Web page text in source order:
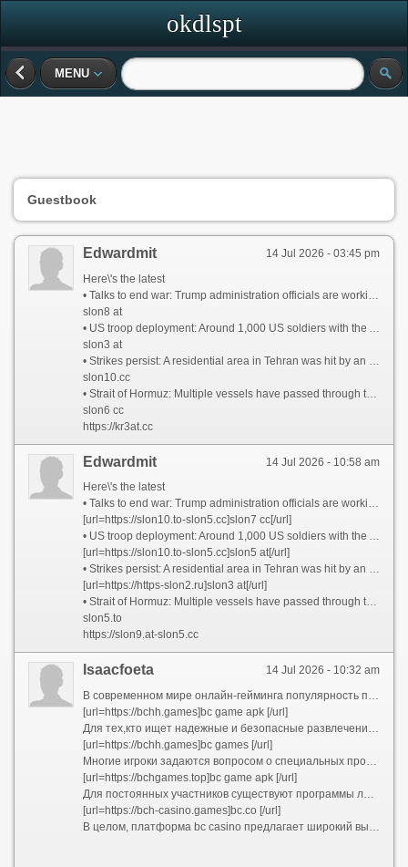
okdlspt
MENU
Guestbook
14 Jul 2026 - 03:45 pm
Edwardmit
Here\'s the latest
• Talks to end war: Trump administration officials are working to arrange a meeting in Pakistan this weekend to discuss an off-ramp to the war, two senior administration officials tell CNN. Iran has taunted the White House by suggesting it may be negotiating with itself. It is still unclear whether Tehran has agreed to any of the terms in a 15-point proposal from the US that sources said was shared with Iran via Pakistan.
slon8 at
• US troop deployment: Around 1,000 US soldiers with the Army’s 82nd Airborne Division are preparing to deploy in coming days to the Middle East, sources told CNN.
slon3 at
• Strikes persist: A residential area in Tehran was hit by an airstrike, according to the Iranian Red Crescent said. Drones struck a fuel tank at Kuwait International Airport, the country’s civil aviation authority said.
slon10.cc
• Strait of Hormuz: Multiple vessels have passed through the strait since yesterday morning, tracking data appears to show, as Iran says it will charge countries a fee for safe passage through the critical waterway.
slon6 cc
https://kr3at.cc
14 Jul 2026 - 10:58 am
Edwardmit
Here\'s the latest
• Talks to end war: Trump administration officials are working to arrange a meeting in Pakistan this weekend to discuss an off-ramp to the war, two senior administration officials tell CNN. Iran has taunted the White House by suggesting it may be negotiating with itself. It is still unclear whether Tehran has agreed to any of the terms in a 15-point proposal from the US that sources said was shared with Iran via Pakistan.
[url=https://slon10.to-slon5.cc]slon7 cc[/url]
• US troop deployment: Around 1,000 US soldiers with the Army’s 82nd Airborne Division are preparing to deploy in coming days to the Middle East, sources told CNN.
[url=https://slon10.to-slon5.cc]slon5 at[/url]
• Strikes persist: A residential area in Tehran was hit by an airstrike, according to the Iranian Red Crescent said. Drones struck a fuel tank at Kuwait International Airport, the country’s civil aviation authority said.
[url=https://https-slon2.ru]slon3 at[/url]
• Strait of Hormuz: Multiple vessels have passed through the strait since yesterday morning, tracking data appears to show, as Iran says it will charge countries a fee for safe passage through the critical waterway.
slon5.to
https://slon9.at-slon5.cc
14 Jul 2026 - 10:32 am
Isaacfoeta
[url=https://bchh.games]bc game apk [/url]
Для тех,кто ищет надежные и безопасные развлечения, рекомендовано использовать официальные ресурсы, такие как bc.casino. Там доступны разные игровые автоматы и настольные игры, а также возможность скачать bc game apk для мобильных устройств. Это обеспечивает комфортный и непрерывный игровой процесс без необходимости постоянного подключения к интернету.
[url=https://bchh.games]bc games [/url]
Многие игроки задаются вопросом о специальных промоакциях и бонусах. Чтобы получить bc game bonus, необходимо зарегистрироваться и ввести bc game code при пополнении счета. Такие акции позволяют увеличить баланс и получить дополнительные шансы на выигрыш. Также стоит следить за обновлениями, чтобы не пропустить новые акции и bc game bonus.
[url=https://bchgames.top]bc game apk [/url]
Для постоянных участников существуют программы лояльности и бонусные предложения, связанные с bc games. Важно использовать все преимущества платформы, чтобы максимально повысить шансы на успех. Регулярные игры и участие в турнирах делают игровой опыт более захватывающим и прибыльным.
[url=https://bch-casino.games]bc.co [/url]
В целом, платформа bc casino предлагает широкий выбор развлечений и выгодных условий для игроков. Регистрация и использование bc game code позволяют получить дополнительные привилегии, а постоянное обновление информации помогает оставаться в курсе всех акций. Играйте ответственно и наслаждайтесь увлекательным миром онлайн-гемблинга!